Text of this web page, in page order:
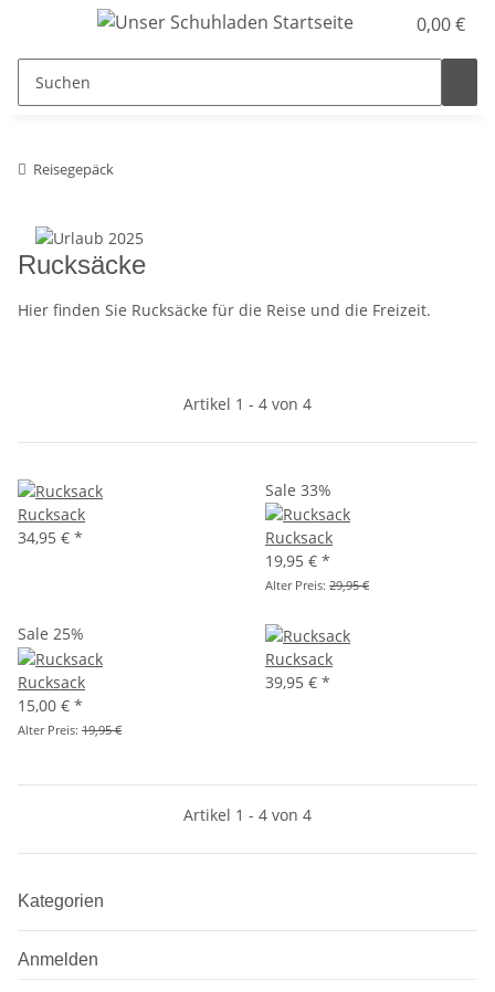
0,00 €
Reisegepäck
Rucksäcke
Hier finden Sie Rucksäcke für die Reise und die Freizeit.
Artikel 1 - 4 von 4
Rucksack
34,95 € *
Sale 33%
Rucksack
19,95 € *
Alter Preis: 29,95 €
Sale 25%
Rucksack
15,00 € *
Alter Preis: 19,95 €
Rucksack
39,95 € *
Artikel 1 - 4 von 4
Kategorien
Anmelden